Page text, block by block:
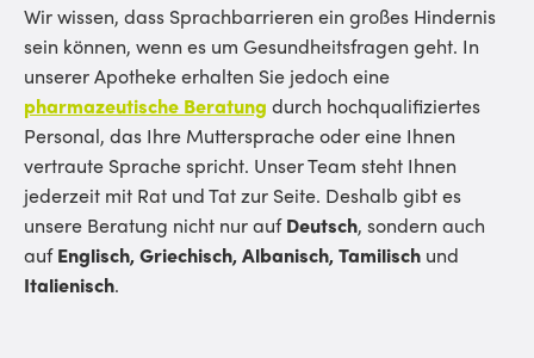
Wir wissen, dass Sprachbarrieren ein großes Hindernis
sein können, wenn es um Gesundheitsfragen geht. In
unserer Apotheke erhalten Sie jedoch eine
pharmazeutische Beratung durch hochqualifiziertes
Personal, das Ihre Muttersprache oder eine Ihnen
vertraute Sprache spricht. Unser Team steht Ihnen
jederzeit mit Rat und Tat zur Seite. Deshalb gibt es
unsere Beratung nicht nur aufDeutsch, sondern auch
aufEnglisch, Griechisch, Albanisch, Tamilisch und
Italienisch.